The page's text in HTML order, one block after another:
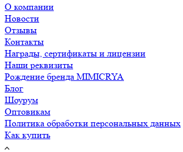
О компании
Новости
Отзывы
Контакты
Награды, сертификаты и лицензии
Наши реквизиты
Рождение бренда MIMICRYA
Блог
Шоурум
Оптовикам
Политика обработки персональных данных
Как купить